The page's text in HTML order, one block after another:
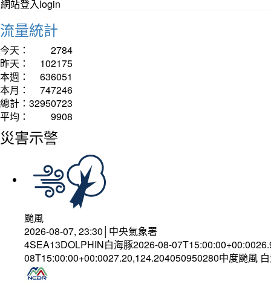
網站登入login
流量統計
今天：
2784
昨天：
102175
本週：
636051
本月：
747246
總計： 32950723
平均：
9908
災害示警
颱風
2026-08-07, 23:30│中央氣象署
4SEA13DOLPHIN白海豚2026-08-
08T15:00:00+00:0027.20,124.204050950280中度颱風